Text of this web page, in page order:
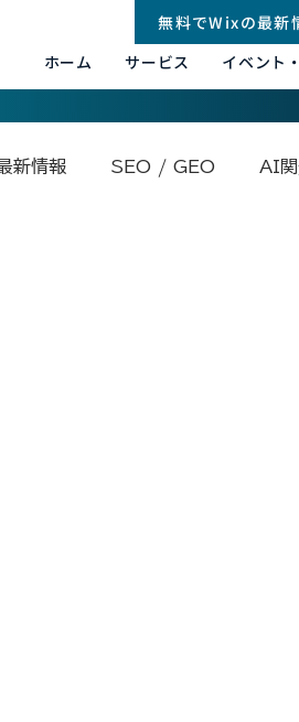
無料でWixの最新
ホーム サービス イベント
新情報 SEO / GEO AI